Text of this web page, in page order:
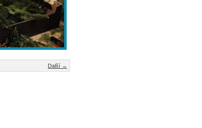
Další →